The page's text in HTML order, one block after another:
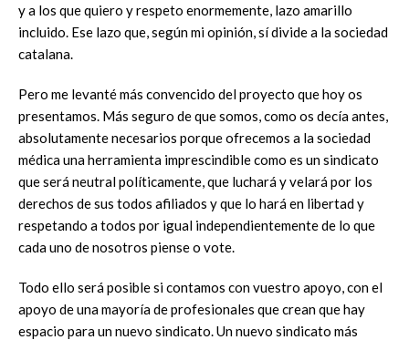
y a los que quiero y respeto enormemente, lazo amarillo
incluido. Ese lazo que, según mi opinión, sí divide a la sociedad
catalana.
Pero me levanté más convencido del proyecto que hoy os
presentamos. Más seguro de que somos, como os decía antes,
absolutamente necesarios porque ofrecemos a la sociedad
médica una herramienta imprescindible como es un sindicato
que será neutral políticamente, que luchará y velará por los
derechos de sus todos afiliados y que lo hará en libertad y
respetando a todos por igual independientemente de lo que
cada uno de nosotros piense o vote.
Todo ello será posible si contamos con vuestro apoyo, con el
apoyo de una mayoría de profesionales que crean que hay
espacio para un nuevo sindicato. Un nuevo sindicato más